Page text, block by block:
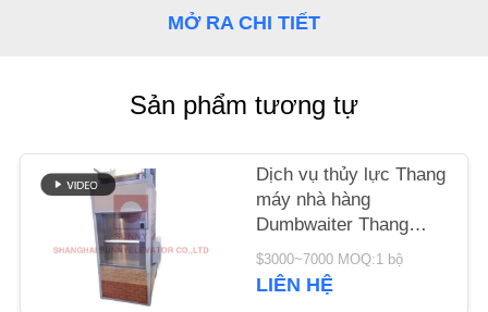
TÔI
CẦU
MỞ RA CHI TIẾT
Sản phẩm tương tự
Dịch vụ thủy lực Thang
máy nhà hàng
Dumbwaiter Thang
máy Thang máy Giá
nhà bếp Dumbwaiter
Thang máy thực phẩm
$3000~7000 MOQ:1 bộ
LIÊN HỆ